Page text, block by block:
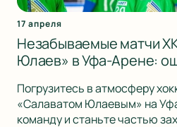
17 апреля
Незабываемые матчи
Юлаев» в Уфа-Арене:
Погрузитесь в атмосферу
«Салаватом Юлаевым» на
команду и станьте частью